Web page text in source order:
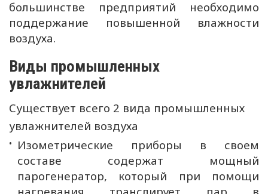
большинстве предприятий необходимо
поддержание повышенной влажности
воздуха.
Виды промышленных
увлажнителей
Существует всего 2 вида промышленных
увлажнителей воздуха
Изометрические приборы в своем
составе содержат мощный
парогенератор, который при помощи